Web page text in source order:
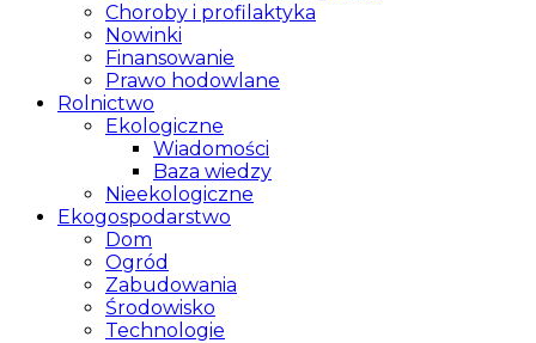
Choroby i profilaktyka
Nowinki
Finansowanie
Prawo hodowlane
Rolnictwo
Ekologiczne
Wiadomości
Baza wiedzy
Nieekologiczne
Ekogospodarstwo
Dom
Ogród
Zabudowania
Środowisko
Technologie